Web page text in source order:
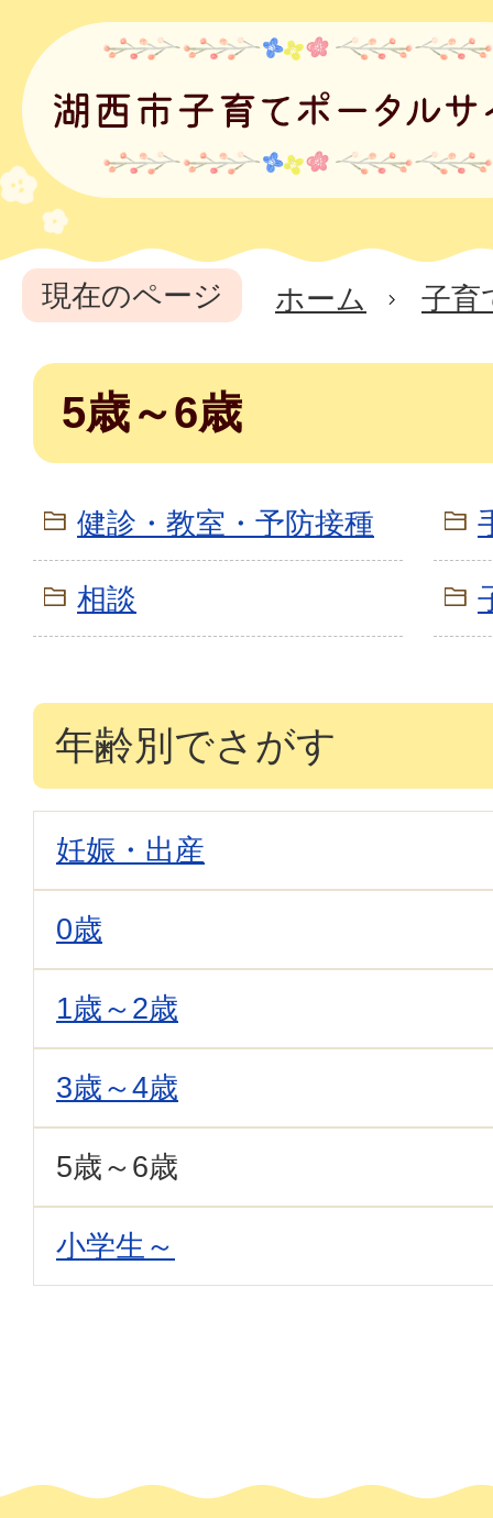
現在のページ ホーム 子育
5歳～6歳
健診・教室・予防接種
相談
年齢別でさがす
妊娠・出産
0歳
1歳～2歳
3歳～4歳
5歳～6歳
小学生～